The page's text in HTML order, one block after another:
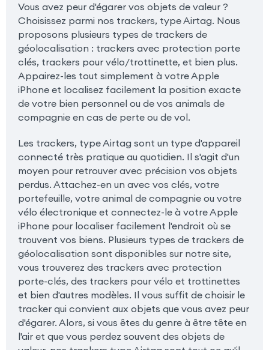
Vous avez peur d'égarer vos objets de valeur ?
Choisissez parmi nos trackers, type Airtag. Nous
proposons plusieurs types de trackers de
géolocalisation : trackers avec protection porte
clés, trackers pour vélo/trottinette, et bien plus.
Appairez-les tout simplement à votre Apple
iPhone et localisez facilement la position exacte
de votre bien personnel ou de vos animals de
compagnie en cas de perte ou de vol.
Les trackers, type Airtag sont un type d'appareil
connecté très pratique au quotidien. Il s'agit d'un
moyen pour retrouver avec précision vos objets
perdus. Attachez-en un avec vos clés, votre
portefeuille, votre animal de compagnie ou votre
vélo électronique et connectez-le à votre Apple
iPhone pour localiser facilement l'endroit où se
trouvent vos biens. Plusieurs types de trackers de
géolocalisation sont disponibles sur notre site,
vous trouverez des trackers avec protection
porte-clés, des trackers pour vélo et trottinettes
et bien d'autres modèles. Il vous suffit de choisir le
tracker qui convient aux objets que vous avez peur
d'égarer. Alors, si vous êtes du genre à être tête en
l'air et que vous perdez souvent des objets de